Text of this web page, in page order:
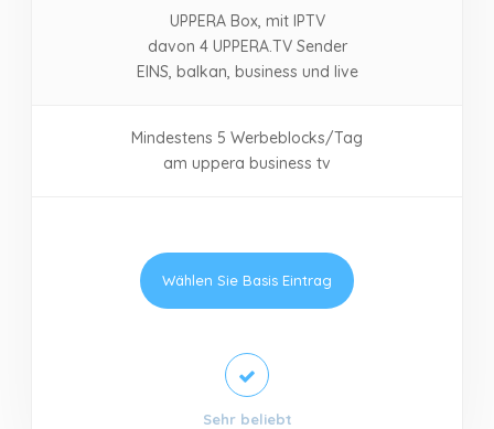
UPPERA Box, mit IPTV
davon 4 UPPERA.TV Sender
EINS, balkan, business und live
Mindestens 5 Werbeblocks/Tag
am uppera business tv
Wählen Sie Basis Eintrag
Sehr beliebt